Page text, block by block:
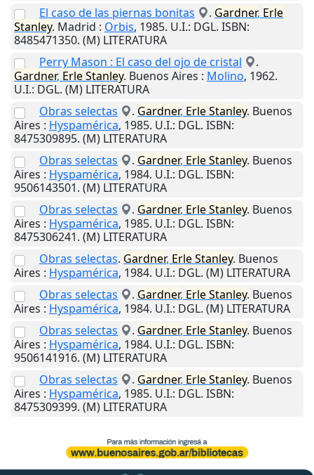
El caso de las piernas bonitas
. Gardner, Erle
Stanley. Madrid : Orbis, 1985. U.I.: DGL. ISBN:
8485471350. (M) LITERATURA
Perry Mason : El caso del ojo de cristal
.
Gardner, ErleStanley. Buenos Aires : Molino, 1962.
U.I.: DGL. (M) LITERATURA
Obras selectas
. Gardner, ErleStanley. Buenos
Aires : Hyspamérica, 1985. U.I.: DGL. ISBN:
8475309895. (M) LITERATURA
Obras selectas
. Gardner, ErleStanley. Buenos
Aires : Hyspamérica, 1984. U.I.: DGL. ISBN:
9506143501. (M) LITERATURA
Obras selectas
. Gardner, ErleStanley. Buenos
Aires : Hyspamérica, 1985. U.I.: DGL. ISBN:
8475306241. (M) LITERATURA
Obras selectas. Gardner, ErleStanley. Buenos
Aires : Hyspamérica, 1984. U.I.: DGL. (M) LITERATURA
Obras selectas
. Gardner, ErleStanley. Buenos
Aires : Hyspamérica, 1984. U.I.: DGL. (M) LITERATURA
Obras selectas
. Gardner, ErleStanley. Buenos
Aires : Hyspamérica, 1984. U.I.: DGL. ISBN:
9506141916. (M) LITERATURA
Obras selectas
. Gardner, ErleStanley. Buenos
Aires : Hyspamérica, 1985. U.I.: DGL. ISBN:
8475309399. (M) LITERATURA